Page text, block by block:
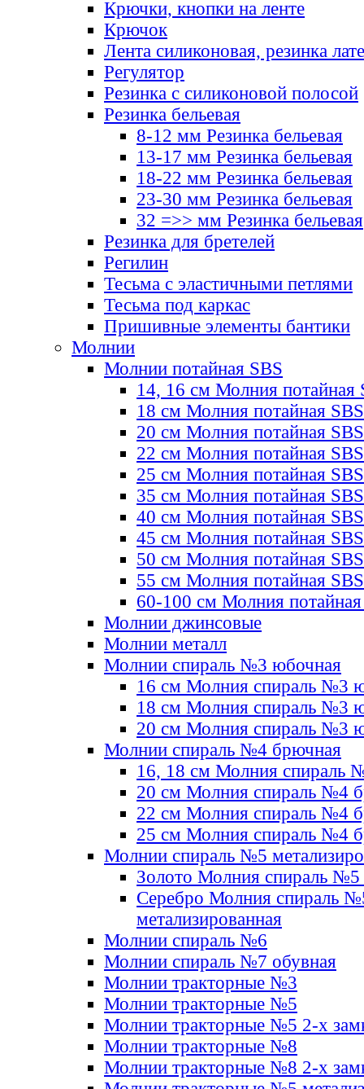
Крючки, кнопки на ленте
Крючок
Лента силиконовая, резинка
Регулятор
Резинка с силиконовой полосой
Резинка бельевая
8-12 мм Резинка бельевая
13-17 мм Резинка бельевая
18-22 мм Резинка бельевая
23-30 мм Резинка бельевая
32 =>> мм Резинка бельевая
Резинка для бретелей
Регилин
Тесьма с эластичными петлями
Тесьма под каркас
Пришивные элементы бантики
Молнии
Молнии потайная SBS
14, 16 см Молния потайная
18 см Молния потайная SBS
20 см Молния потайная SBS
22 см Молния потайная SBS
25 см Молния потайная SBS
35 см Молния потайная SBS
40 см Молния потайная SBS
45 см Молния потайная SBS
50 см Молния потайная SBS
55 см Молния потайная SBS
60-100 см Молния
Молнии джинсовые
Молнии металл
Молнии спираль №3 юбочная
16 см Молния спираль №3
18 см Молния спираль №3
20 см Молния спираль №3
Молнии спираль №4 брючная
16, 18 см Молния спираль
20 см Молния спираль №4
22 см Молния спираль №4
25 см Молния спираль №4
Молнии спираль №5
Золото Молния спираль №5
Серебро Молния спираль
метализированная
Молнии спираль №6
Молнии спираль №7 обувная
Молнии тракторные №3
Молнии тракторные №5
Молнии тракторные №5 2-х
Молнии тракторные №8
Молнии тракторные №8 2-х